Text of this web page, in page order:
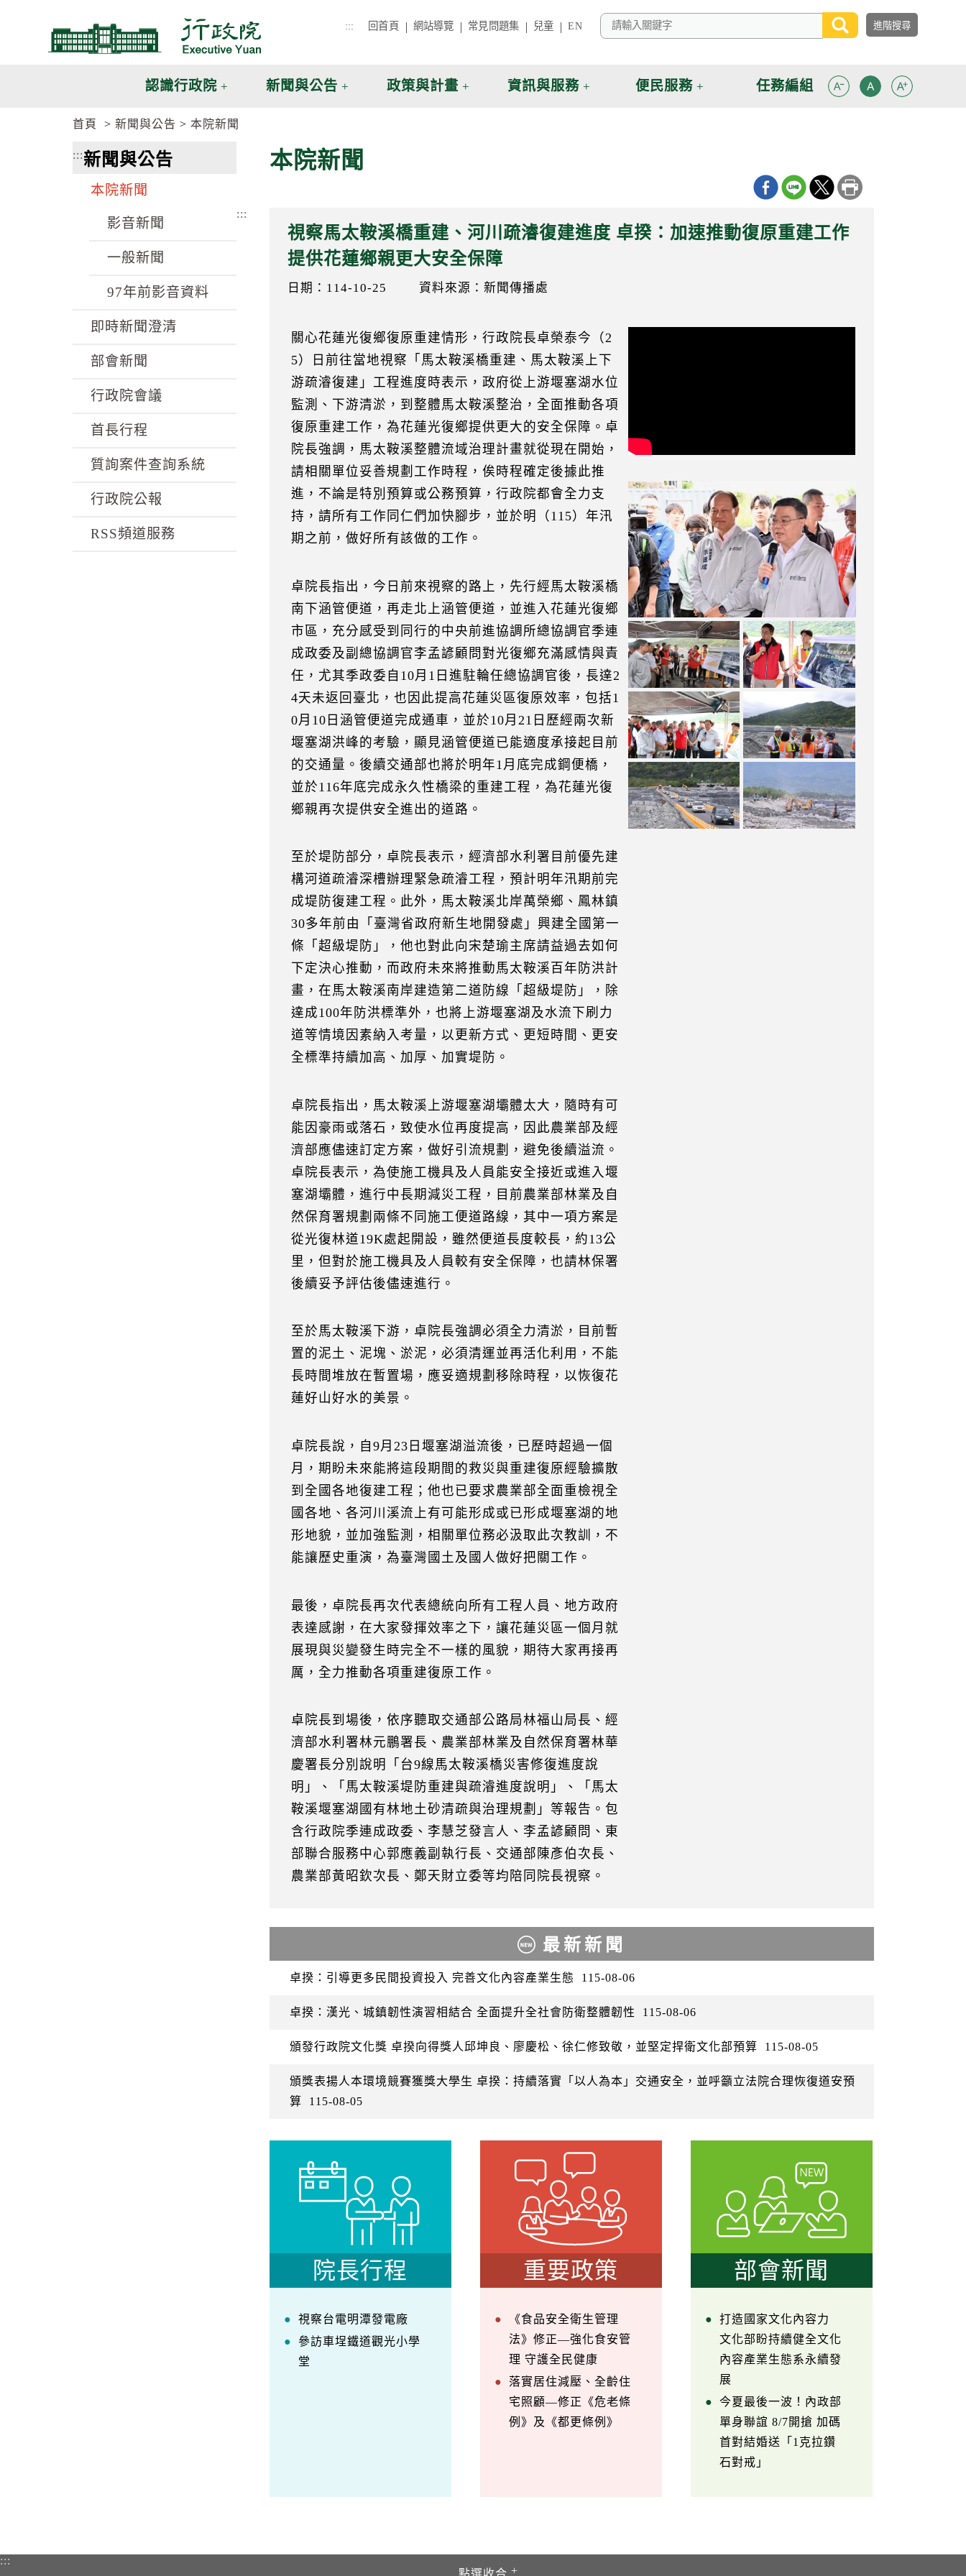
::: 回首頁 網站導覽 常見問題集 兒童 EN
認識行政院 新聞與公告 政策與計畫 資訊與服務 便民服務 任務編組
首頁 新聞與公告 本院新聞
:::新聞與公告
本院新聞
影音新聞
一般新聞
97年前影音資料
即時新聞澄清
部會新聞
行政院會議
首長行程
質詢案件查詢系統
行政院公報
RSS頻道服務
本院新聞
:::
視察馬太鞍溪橋重建、河川疏濬復建進度 卓揆：加速推動復原重建工作
提供花蓮鄉親更大安全保障
日期：114-10-25 資料來源：新聞傳播處
關心花蓮光復鄉復原重建情形，行政院長卓榮泰今（2
5）日前往當地視察「馬太鞍溪橋重建、馬太鞍溪上下
游疏濬復建」工程進度時表示，政府從上游堰塞湖水位
監測、下游清淤，到整體馬太鞍溪整治，全面推動各項
復原重建工作，為花蓮光復鄉提供更大的安全保障。卓
院長強調，馬太鞍溪整體流域治理計畫就從現在開始，
請相關單位妥善規劃工作時程，俟時程確定後據此推
進，不論是特別預算或公務預算，行政院都會全力支
持，請所有工作同仁們加快腳步，並於明（115）年汛
期之前，做好所有該做的工作。
卓院長指出，今日前來視察的路上，先行經馬太鞍溪橋
南下涵管便道，再走北上涵管便道，並進入花蓮光復鄉
市區，充分感受到同行的中央前進協調所總協調官季連
成政委及副總協調官李孟諺顧問對光復鄉充滿感情與責
任，尤其季政委自10月1日進駐輪任總協調官後，長達2
4天未返回臺北，也因此提高花蓮災區復原效率，包括1
0月10日涵管便道完成通車，並於10月21日歷經兩次新
堰塞湖洪峰的考驗，顯見涵管便道已能適度承接起目前
的交通量。後續交通部也將於明年1月底完成鋼便橋，
並於116年底完成永久性橋梁的重建工程，為花蓮光復
鄉親再次提供安全進出的道路。
至於堤防部分，卓院長表示，經濟部水利署目前優先建
構河道疏濬深槽辦理緊急疏濬工程，預計明年汛期前完
成堤防復建工程。此外，馬太鞍溪北岸萬榮鄉、鳳林鎮
30多年前由「臺灣省政府新生地開發處」興建全國第一
條「超級堤防」，他也對此向宋楚瑜主席請益過去如何
下定決心推動，而政府未來將推動馬太鞍溪百年防洪計
畫，在馬太鞍溪南岸建造第二道防線「超級堤防」，除
達成100年防洪標準外，也將上游堰塞湖及水流下刷力
道等情境因素納入考量，以更新方式、更短時間、更安
全標準持續加高、加厚、加實堤防。
卓院長指出，馬太鞍溪上游堰塞湖壩體太大，隨時有可
能因豪雨或落石，致使水位再度提高，因此農業部及經
濟部應儘速訂定方案，做好引流規劃，避免後續溢流。
卓院長表示，為使施工機具及人員能安全接近或進入堰
塞湖壩體，進行中長期減災工程，目前農業部林業及自
然保育署規劃兩條不同施工便道路線，其中一項方案是
從光復林道19K處起開設，雖然便道長度較長，約13公
里，但對於施工機具及人員較有安全保障，也請林保署
後續妥予評估後儘速進行。
至於馬太鞍溪下游，卓院長強調必須全力清淤，目前暫
置的泥土、泥塊、淤泥，必須清運並再活化利用，不能
長時間堆放在暫置場，應妥適規劃移除時程，以恢復花
蓮好山好水的美景。
卓院長說，自9月23日堰塞湖溢流後，已歷時超過一個
月，期盼未來能將這段期間的救災與重建復原經驗擴散
到全國各地復建工程；他也已要求農業部全面重檢視全
國各地、各河川溪流上有可能形成或已形成堰塞湖的地
形地貌，並加強監測，相關單位務必汲取此次教訓，不
能讓歷史重演，為臺灣國土及國人做好把關工作。
最後，卓院長再次代表總統向所有工程人員、地方政府
表達感謝，在大家發揮效率之下，讓花蓮災區一個月就
展現與災變發生時完全不一樣的風貌，期待大家再接再
厲，全力推動各項重建復原工作。
卓院長到場後，依序聽取交通部公路局林福山局長、經
濟部水利署林元鵬署長、農業部林業及自然保育署林華
慶署長分別說明「台9線馬太鞍溪橋災害修復進度說
明」、「馬太鞍溪堤防重建與疏濬進度說明」、「馬太
鞍溪堰塞湖國有林地土砂清疏與治理規劃」等報告。包
含行政院季連成政委、李慧芝發言人、李孟諺顧問、東
部聯合服務中心郭應義副執行長、交通部陳彥伯次長、
農業部黃昭欽次長、鄭天財立委等均陪同院長視察。
最新新聞
卓揆：引導更多民間投資投入 完善文化內容產業生態 115-08-06
卓揆：漢光、城鎮韌性演習相結合 全面提升全社會防衛整體韌性 115-08-06
頒發行政院文化獎 卓揆向得獎人邱坤良、廖慶松、徐仁修致敬，並堅定捍衛文化部預算 115-08-05
頒獎表揚人本環境競賽獲獎大學生 卓揆：持續落實「以人為本」交通安全，並呼籲立法院合理恢復道安預
算
115-08-05
院長行程
視察台電明潭發電廠
參訪車埕鐵道觀光小學
堂
重要政策
《食品安全衛生管理
法》修正—強化食安管
理 守護全民健康
落實居住減壓、全齡住
宅照顧—修正《危老條
例》及《都更條例》
部會新聞
打造國家文化內容力
文化部盼持續健全文化
內容產業生態系永續發
展
今夏最後一波！內政部
單身聯誼 8/7開搶 加碼
首對結婚送「1克拉鑽
石對戒」
:::